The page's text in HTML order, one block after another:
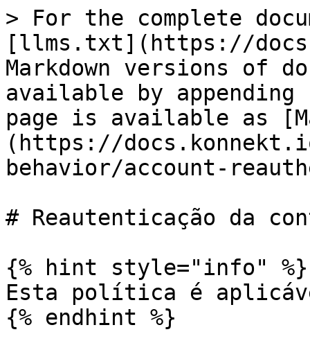
> For the complete
[llms.txt](https://
Markdown versions of
available by
page is available as
(https://
behavior/account-
# Reautenticação da
{% hint style="info" %}
Esta política é
{% endhint %}